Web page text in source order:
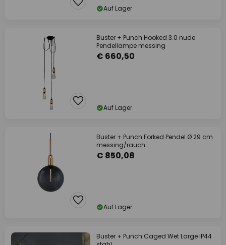
Auf Lager
Buster + Punch Hooked 3.0 nude
Pendellampe messing
€ 660,50
Auf Lager
Buster + Punch Forked Pendel Ø 29 cm
messing/rauch
€ 850,08
Auf Lager
Buster + Punch Caged Wet Large IP44